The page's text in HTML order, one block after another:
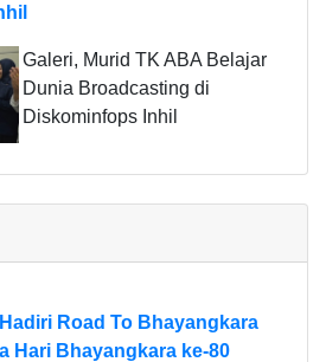
Galeri, Murid TK ABA Belajar
Dunia Broadcasting di
Diskominfops Inhil
Road To Bhayangkara
Hari Bhayangkara ke-80